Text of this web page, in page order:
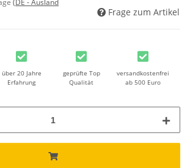
(DE - Ausland
Frage zum Artikel
über 20 Jahre
Erfahrung
geprüfte Top
Qualität
versandkostenfrei
ab 500 Euro